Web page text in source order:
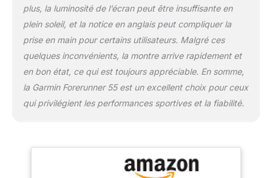
documentation
plus, la luminosité de l’écran peut être insuffisante en
plein soleil, et la notice en anglais peut compliquer la
prise en main pour certains utilisateurs. Malgré ces
quelques inconvénients, la montre arrive rapidement et
en bon état, ce qui est toujours appréciable. En somme,
la Garmin Forerunner 55 est un excellent choix pour ceux
qui privilégient les performances sportives et la fiabilité.